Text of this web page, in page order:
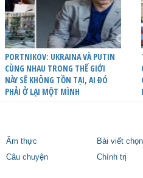
PORTNIKOV: UKRAINA VÀ PUTIN
CÙNG NHAU TRONG THẾ GIỚI
NÀY SẼ KHÔNG TỒN TẠI, AI ĐÓ
PHẢI Ở LẠI MỘT MÌNH
Ẩm thực Bài viết
Câu chuyện
Chính trị